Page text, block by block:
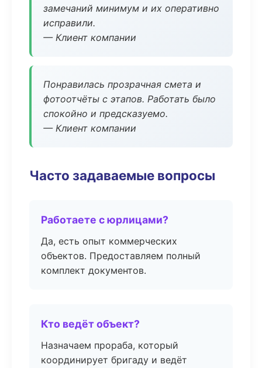
замечаний минимум и их оперативно
исправили.
— Клиент компании
Понравилась прозрачная смета и
фотоотчёты с этапов. Работать было
спокойно и предсказуемо.
— Клиент компании
Часто задаваемые вопросы
Работаете с юрлицами?
Да, есть опыт коммерческих
объектов. Предоставляем полный
комплект документов.
Кто ведёт объект?
Назначаем прораба, который
координирует бригаду и ведёт